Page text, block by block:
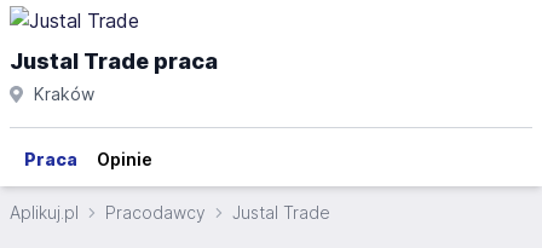
Justal Trade praca
Kraków
Praca Opinie
Aplikuj.pl Pracodawcy Justal Trade